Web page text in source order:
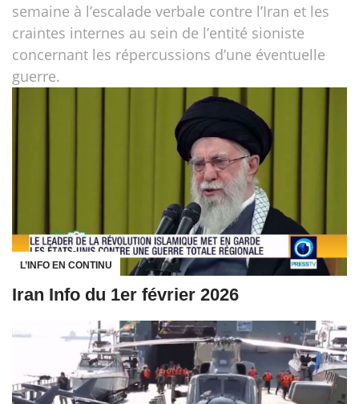
semaine à l’escalade verbale contre l’Iran et les
craintes internes au sein de l’entité sioniste
concernant les répercussions d’une éventuelle
guerre.
L’INFO EN CONTINU
Iran Info du 1er février 2026